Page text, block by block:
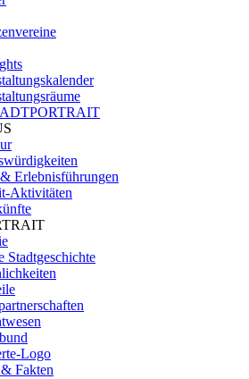
Erlebnisführungen
Aktivitäten
Stadtgeschichte
Logo
Fakten